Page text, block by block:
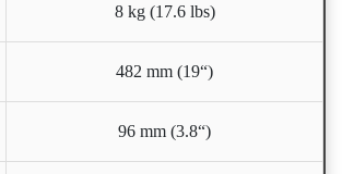
8 kg (17.6 lbs)
482 mm (19“)
96 mm (3.8“)